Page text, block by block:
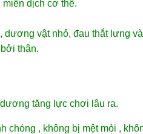
dịch cơ thể.
vật nhỏ, đau thắt lưng
thận.
tăng lực chơi lâu ra.
chóng , không bị mệt mỏi ,